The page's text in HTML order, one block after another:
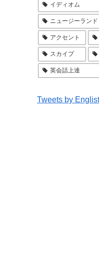
イディオム
ニュージーランド
アクセント
スカイプ
英会話上達
Tweets by